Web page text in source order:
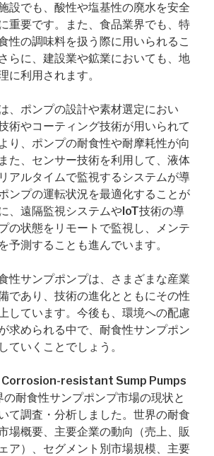
設でも、酸性や塩基性の廃水を安全
重要です。また、食品業界でも、特
性の調味料を扱う際に用いられるこ
らに、建設業や鉱業においても、地
に利用されます。
、ポンプの設計や素材選定におい
術やコーティング技術が用いられて
り、ポンプの耐食性や耐摩耗性が向
た、センサー技術を利用して、液体
アルタイムで監視するシステムが導
ンプの運転状況を最適化することが
、遠隔監視システムやIoT技術の導
の状態をリモートで監視し、メンテ
予測することも進んでいます。
性サンプポンプは、さまざまな産業
であり、技術の進化とともにその性
しています。今後も、環境への配慮
求められる中で、耐食性サンプポン
ていくことでしょう。
Corrosion-resistant Sump Pumps
耐食性サンプポンプ市場の現状と
て調査・分析しました。世界の耐食
場概要、主要企業の動向（売上、販
ア）、セグメント別市場規模、主要